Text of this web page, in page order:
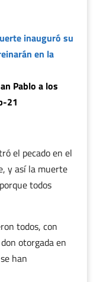
inauguró su
en la
Pablo a los
21
el pecado en el
y así la muerte
todos
todos, con
otorgada en
han